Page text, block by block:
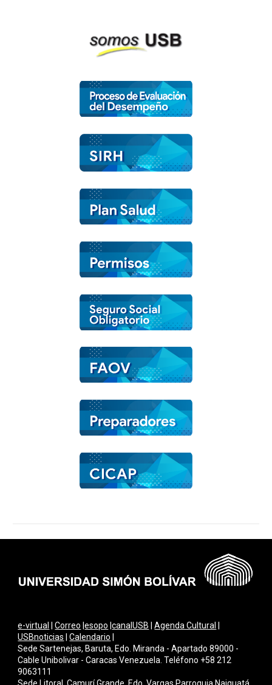
e-virtual |Correo |esopo |canalUSB |Agenda Cultural
USBnoticias |Calendario
Sede Sartenejas, Baruta, Edo. Miranda - Apartado 89000 -
Cable Unibolivar - Caracas Venezuela. Teléfono +58 212
9063111